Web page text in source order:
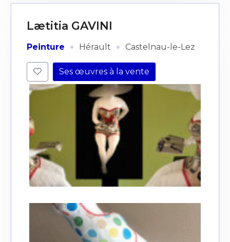
Lætitia GAVINI
Peinture · Hérault · Castelnau-le-Lez
Ses œuvres à la vente